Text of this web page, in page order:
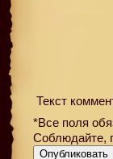
Текст
*Все поля
Соблюдайте,
Опубликовать